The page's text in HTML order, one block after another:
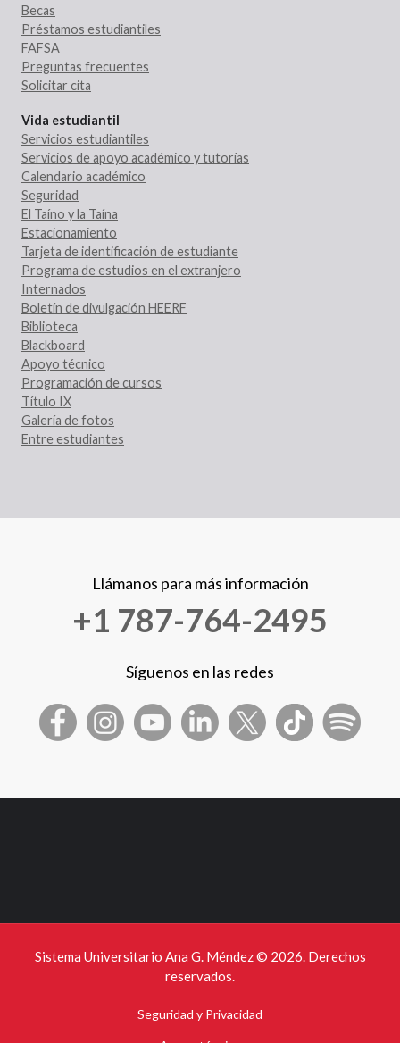
Becas
Préstamos estudiantiles
FAFSA
Preguntas frecuentes
Solicitar cita
Vida estudiantil
Servicios estudiantiles
Servicios de apoyo académico y tutorías
Calendario académico
Seguridad
El Taíno y la Taína
Estacionamiento
Tarjeta de identificación de estudiante
Programa de estudios en el extranjero
Internados
Boletín de divulgación HEERF
Biblioteca
Blackboard
Apoyo técnico
Programación de cursos
Título IX
Galería de fotos
Entre estudiantes
Llámanos para más información
+1 787-764-2495
Síguenos en las redes
Sistema Universitario Ana G. Méndez © 2026. Derechos
reservados.
Seguridad y Privacidad